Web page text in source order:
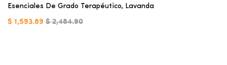
Esenciales De Grado Terapéutico, Lavanda
$ 1,593.89 $ 2,484.90